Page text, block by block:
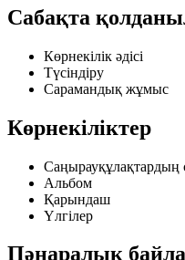
Сабақта
Көрнекілік әдісі
Түсіндіру
Сарамандық жұмыс
Көрнекіліктер
Саңырауқұлақтардың
Альбом
Қарындаш
Үлгілер
Пәнаралық